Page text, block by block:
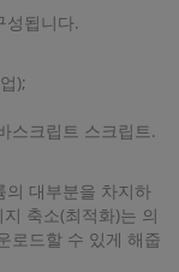
성됩니다.
);
스크립트 스크립트.
의 대부분을 차지하
축소(최적화)는 의
로드할 수 있게 해줍